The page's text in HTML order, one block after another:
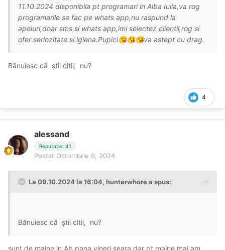
11.10.2024 disponibila pt programari in Alba Iulia,va rog
programarile se fac pe whats app,nu raspund la
apeluri,doar sms si whats app,imi selectez clientii,rog si
ofer seriozitate si igiena.Pupici😘😘😘va astept cu drag.
Bănuiesc că știi citii, nu?
4
alessand
Reputație: 41
Postat Octombrie 9, 2024
La 09.10.2024 la 16:04, hunterwhorea spus:
Bănuiesc că știi citii, nu?
sunt de maine in Ab pana vineri seara,dar pt maine mai am